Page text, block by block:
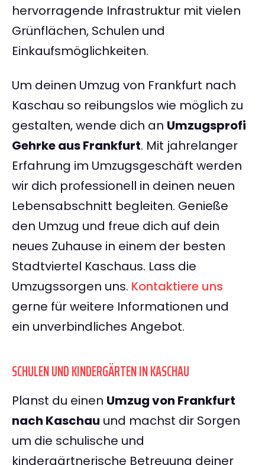
hervorragende Infrastruktur mit vielen
Grünflächen, Schulen und
Einkaufsmöglichkeiten.
Um deinen Umzug von Frankfurt nach
Kaschau so reibungslos wie möglich zu
gestalten, wende dich an Umzugsprofi
Gehrke aus Frankfurt. Mit jahrelanger
Erfahrung im Umzugsgeschäft werden
wir dich professionell in deinen neuen
Lebensabschnitt begleiten. Genieße
den Umzug und freue dich auf dein
neues Zuhause in einem der besten
Stadtviertel Kaschaus. Lass die
Umzugssorgen uns. Kontaktiere uns
gerne für weitere Informationen und
ein unverbindliches Angebot.
SCHULEN UND KINDERGÄRTEN IN KASCHAU
Planst du einen Umzug von Frankfurt
nach Kaschau und machst dir Sorgen
um die schulische und
kindergärtnerische Betreuung deiner